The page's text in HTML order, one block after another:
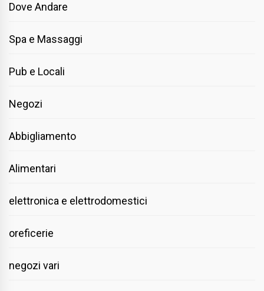
Dove Andare
Spa e Massaggi
Pub e Locali
Negozi
Abbigliamento
Alimentari
elettronica e elettrodomestici
oreficerie
negozi vari